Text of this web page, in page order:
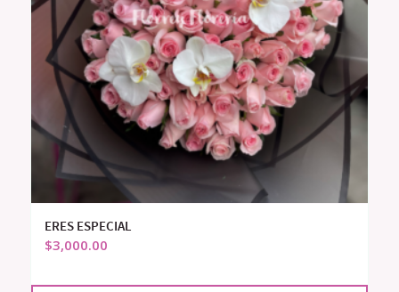
ERES ESPECIAL
$3,000.00